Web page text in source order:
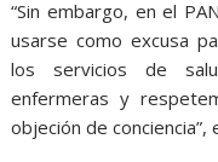
“Sin embargo, en el
usarse como excusa
los servicios de
enfermeras y
objeción de conciencia”,